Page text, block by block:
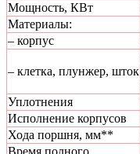
Мощность, КВт
Материалы:
– корпус
– клетка, плунжер, шток
Уплотнения
Исполнение корпусов
Хода поршня, мм**